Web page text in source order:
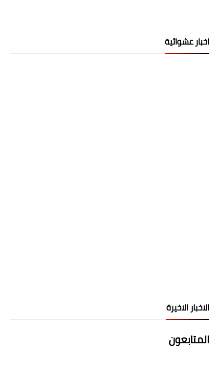
اخبار عشوائية
الاخبار الاخيرة
المتابعون